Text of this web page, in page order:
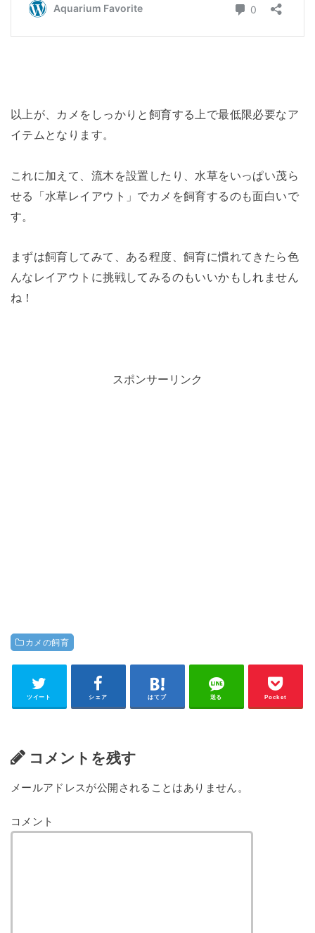
以上が、カメをしっかりと飼育する上で最低限必要なア
イテムとなります。
これに加えて、流木を設置したり、水草をいっぱい茂ら
せる「水草レイアウト」でカメを飼育するのも面白いで
す。
まずは飼育してみて、ある程度、飼育に慣れてきたら色
んなレイアウトに挑戦してみるのもいいかもしれません
ね！
スポンサーリンク
カメの飼育
ツイート シェア はてブ 送る Pocket
コメントを残す
メールアドレスが公開されることはありません。
コメント